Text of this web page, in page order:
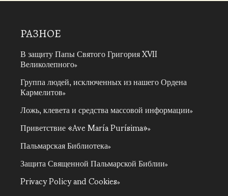
РАЗНОЕ
В защиту Папы Святого Григория XVII
Великолепного
Группа людей, исключенных из нашего Ордена
Кармелитов
Ложь, клевета и средства массовой информации
Приветствие «Ave María Purísima»
Пальмарская Библиотека
Защита Священной Пальмарской Библии
Privacy Policy and Cookies